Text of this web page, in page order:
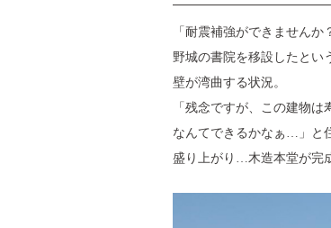
「耐震補強ができません
野城の書院を移設したとい
壁が湾曲する状況。
「残念ですが、この建物
なんてできるかなぁ…」と
盛り上がり…木造本堂が完